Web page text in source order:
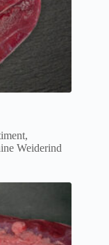
,
Weiderind